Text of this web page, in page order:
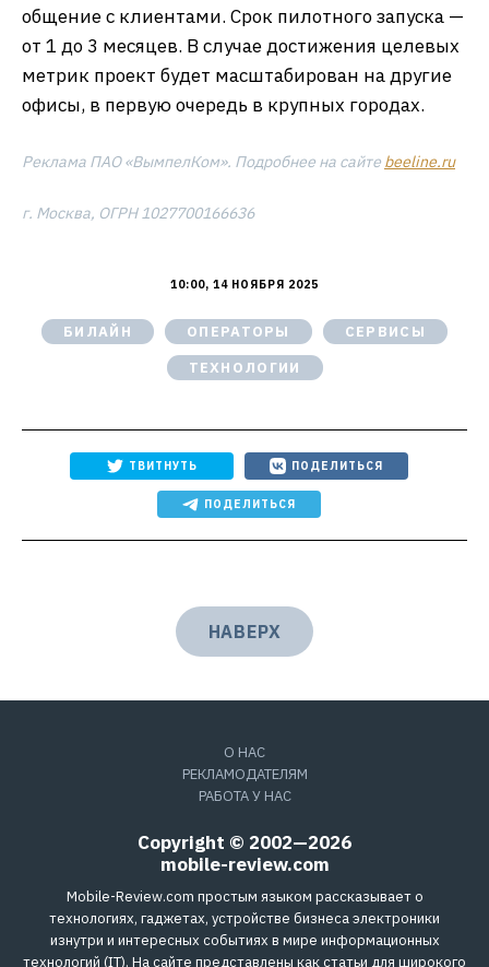
общение с клиентами. Срок пилотного запуска —
от 1 до 3 месяцев. В случае достижения целевых
метрик проект будет масштабирован на другие
офисы, в первую очередь в крупных городах.
Реклама ПАО «ВымпелКом». Подробнее на сайте beeline.ru
г. Москва, ОГРН 1027700166636
10:00, 14 НОЯБРЯ 2025
БИЛАЙН ОПЕРАТОРЫ
СЕРВИСЫ
ТЕХНОЛОГИИ
ТВИТНУТЬ ПОДЕЛИТЬСЯ
ПОДЕЛИТЬСЯ
НАВЕРХ
О НАС
РЕКЛАМОДАТЕЛЯМ
РАБОТА У НАС
Copyright © 2002—2026
mobile-review.com
Mobile-Review.com простым языком рассказывает о
технологиях, гаджетах, устройстве бизнеса электроники
изнутри и интересных событиях в мире информационных
технологий (IT). На сайте представлены как статьи для широкого